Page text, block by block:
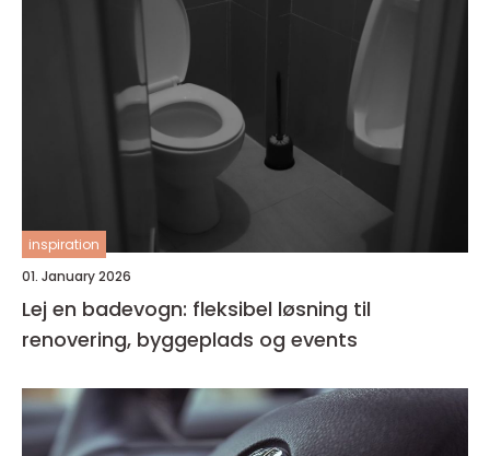
inspiration
01. January 2026
Lej en badevogn: fleksibel løsning til
renovering, byggeplads og events